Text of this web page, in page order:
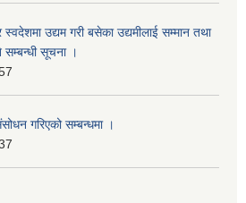
स्वदेशमा उद्यम गरी बसेका उद्यमीलाई सम्मान तथा
सम्बन्धी सूचना ।
गरिएको सम्बन्धमा ।